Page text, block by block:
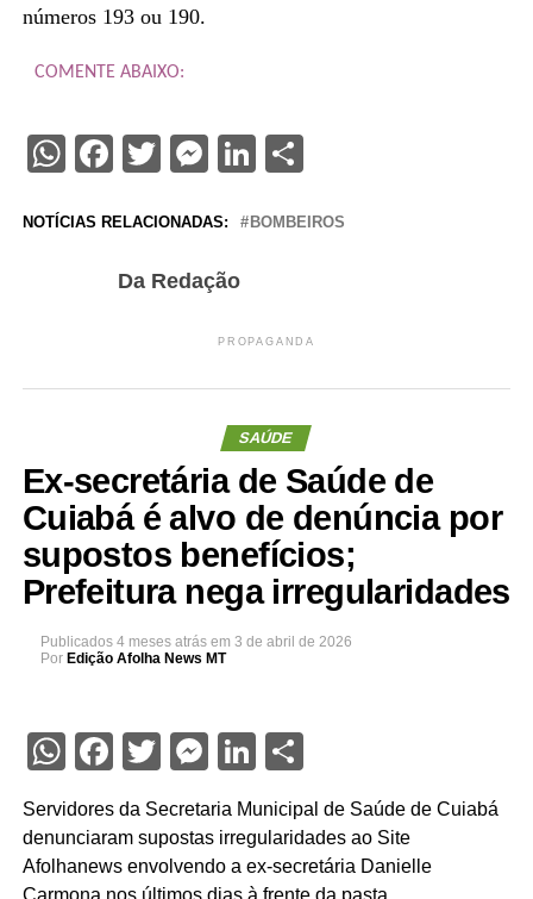
números 193 ou 190.
COMENTE ABAIXO:
WhatsApp
Facebook
Twitter
Messenger
LinkedIn
Share
NOTÍCIAS RELACIONADAS: BOMBEIROS
Da Redação
PROPAGANDA
SAÚDE
Ex-secretária de Saúde de
Cuiabá é alvo de denúncia por
supostos benefícios;
Prefeitura nega irregularidades
Publicados 4 meses atrás em 3 de abril de 2026
Por Edição Afolha News MT
WhatsApp
Facebook
Twitter
Messenger
LinkedIn
Share
Servidores da Secretaria Municipal de Saúde de Cuiabá
denunciaram supostas irregularidades ao Site
Afolhanews envolvendo a ex-secretária Danielle
Carmona nos últimos dias à frente da pasta.